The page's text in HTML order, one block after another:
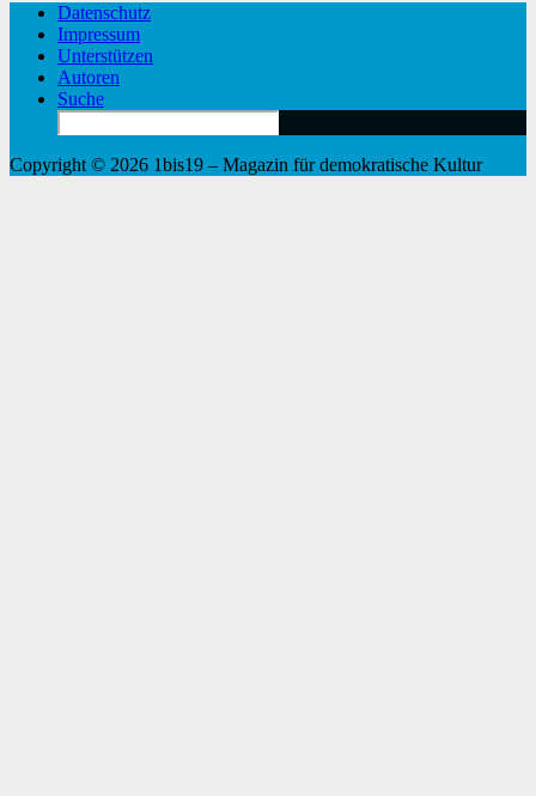
Datenschutz
Impressum
Unterstützen
Autoren
Suche
Search
for:
Copyright © 2026 1bis19 – Magazin für demokratische Kultur